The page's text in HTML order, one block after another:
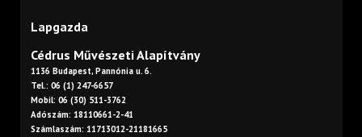
Lapgazda
Cédrus Művészeti Alapítvány
1136 Budapest, Pannónia u. 6.
Tel.: 06 (1) 247-6657
Mobil: 06 (30) 511-3762
Adószám: 18110661-2-41
Számlaszám: 11713012-21181665